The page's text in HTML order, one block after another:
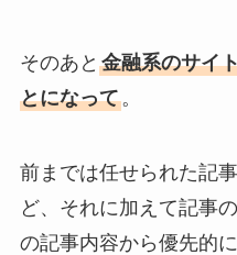
そのあと 金融系のサイ
とになって。
前までは任せられた記
ど、それに加えて記事
の記事内容から優先的